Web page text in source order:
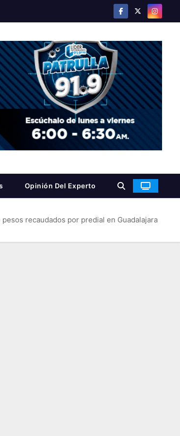
Opinión Del Experto
recaudados por predial en Guadalajara